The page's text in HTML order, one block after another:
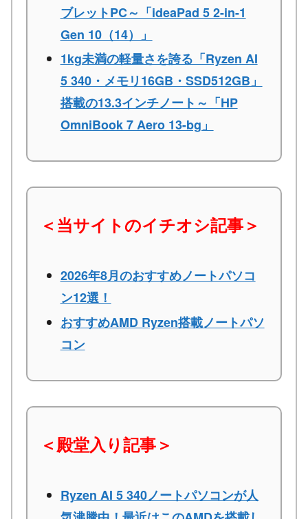
ブレットPC～「ideaPad 5 2-in-1
Gen 10（14）」
1kg未満の軽量さを誇る「Ryzen AI
5 340・メモリ16GB・SSD512GB」
搭載の13.3インチノート～「HP
OmniBook 7 Aero 13-bg」
＜当サイトのイチオシ記事＞
2026年8月のおすすめノートパソコ
ン12選！
おすすめAMD Ryzen搭載ノートパソ
コン
＜殿堂入り記事＞
Ryzen AI 5 340ノートパソコンが人